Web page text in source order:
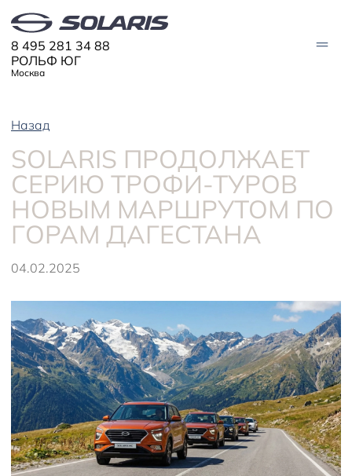
РОЛЬФ ЮГ
Москва
8 495 281 34 88
МОДЕЛИ
Solaris HC
Solaris KRX
Solaris KRS
Solaris HS
ЦИФРОВОЙ АВТОМОБИЛЬ
ПОКУПАТЕЛЯМ
Оригинальные аксессуары
Плати частями
Гарантия
Руководства
Помощь на дорогах
Контакты
Информация о дилере
Новости
Назад
SOLARIS ПРОДОЛЖАЕТ
СЕРИЮ ТРОФИ-ТУРОВ
НОВЫМ МАРШРУТОМ ПО
ГОРАМ ДАГЕСТАНА
04.02.2025